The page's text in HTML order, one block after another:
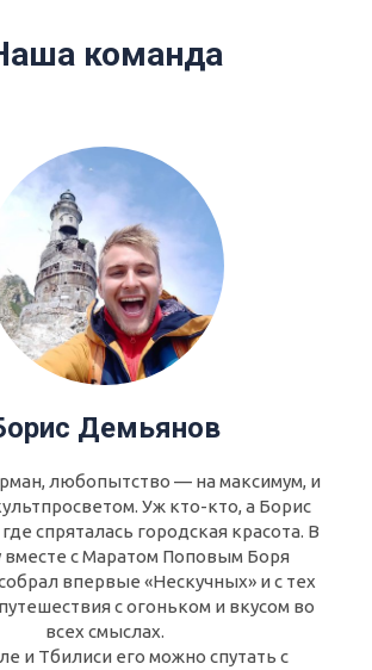
команда
Демьянов
любопытство — на максимум, и
Уж кто-кто, а Борис
спряталась городская красота. В
вместе с Маратом Поповым Боря
впервые «Нескучных» и с тех
с огоньком и вкусом во
всех смыслах.
и Тбилиси его можно спутать с